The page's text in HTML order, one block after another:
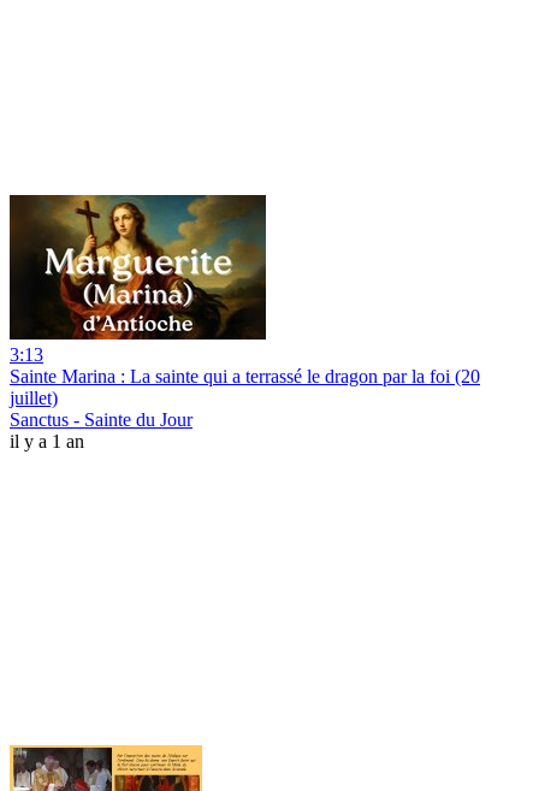
3:13
Sainte Marina : La sainte qui a terrassé le dragon par la foi (20
juillet)
Sanctus - Sainte du Jour
il y a 1 an